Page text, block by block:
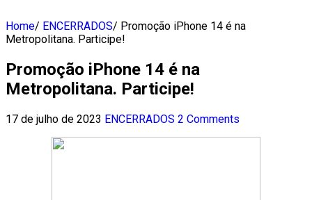
Home/ ENCERRADOS/ Promoção iPhone 14 é na
Metropolitana. Participe!
Promoção iPhone 14 é na
Metropolitana. Participe!
17 de julho de 2023 ENCERRADOS 2 Comments